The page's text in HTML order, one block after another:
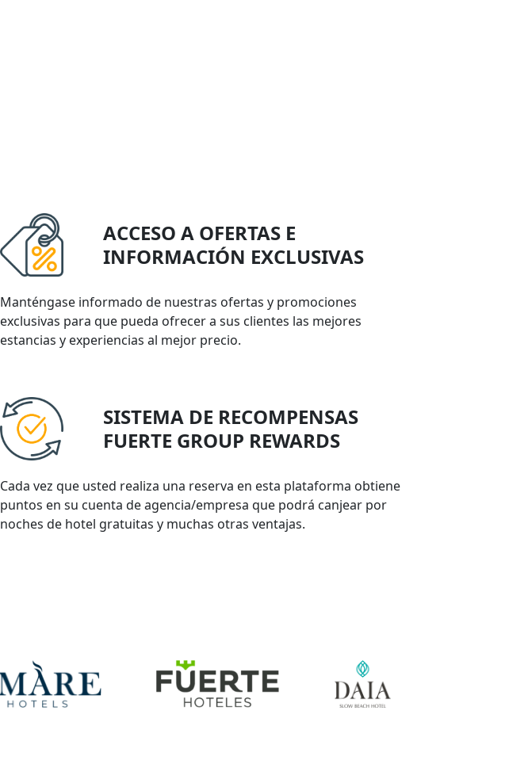
ACCESO A OFERTAS E
INFORMACIÓN EXCLUSIVAS
Manténgase informado de nuestras ofertas y promociones
exclusivas para que pueda ofrecer a sus clientes las mejores
estancias y experiencias al mejor precio.
SISTEMA DE RECOMPENSAS
FUERTE GROUP REWARDS
Cada vez que usted realiza una reserva en esta plataforma obtiene
puntos en su cuenta de agencia/empresa que podrá canjear por
noches de hotel gratuitas y muchas otras ventajas.